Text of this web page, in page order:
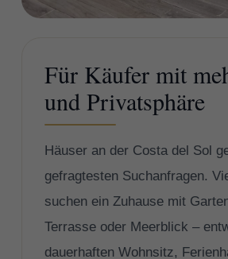
Für Käufer mit
und Privatsphäre
Häuser an der Costa del Sol
gefragtesten Suchanfragen.
suchen ein Zuhause mit
Terrasse oder Meerblick –
dauerhaften Wohnsitz,